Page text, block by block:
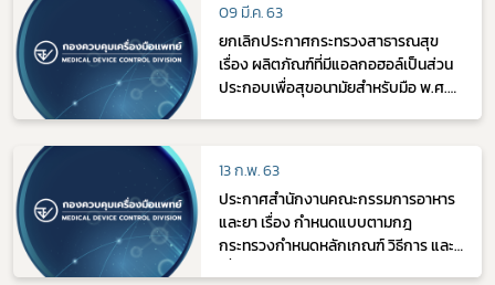
09 มี.ค. 63
ยกเลิกประกาศกระทรวงสาธารณสุข
เรื่อง ผลิตภัณฑ์ที่มีแอลกอฮอล์เป็นส่วน
ประกอบเพื่อสุขอนามัยสำหรับมือ พ.ศ.
13 ก.พ. 63
ประกาศสำนักงานคณะกรรมการอาหาร
และยา เรื่อง กำหนดแบบตามกฎ
กระทรวงกำหนดหลักเกณฑ์ วิธีการ และ